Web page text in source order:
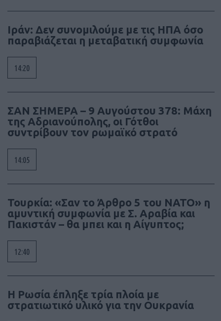
Ιράν: Δεν συνομιλούμε με τις ΗΠΑ όσο
παραβιάζεται η μεταβατική συμφωνία
14:20
ΣΑΝ ΣΗΜΕΡΑ – 9 Αυγούστου 378: Μάχη
της Αδριανούπολης, οι Γότθοι
συντρίβουν τον ρωμαϊκό στρατό
14:05
Τουρκία: «Σαν το Άρθρο 5 του ΝΑΤΟ» η
αμυντική συμφωνία με Σ. Αραβία και
Πακιστάν – θα μπει και η Αίγυπτος;
12:40
Η Ρωσία έπληξε τρία πλοία με
στρατιωτικό υλικό για την Ουκρανία